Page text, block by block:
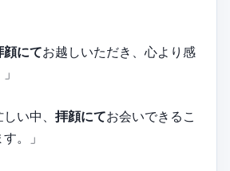
顔にてお越しいただき、心より感
い中、 拝顔にてお会いできるこ
。」